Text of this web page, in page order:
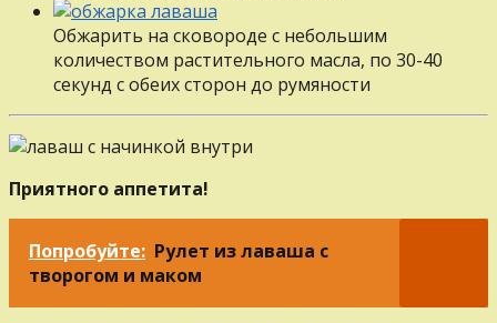
Обжарить на сковороде с небольшим
количеством растительного масла, по 30-40
секунд с обеих сторон до румяности
Приятного аппетита!
Попробуйте: Рулет из лаваша с
творогом и маком